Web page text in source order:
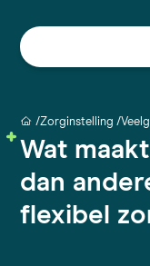
Zorginstelling
Wat
dan
flexibel